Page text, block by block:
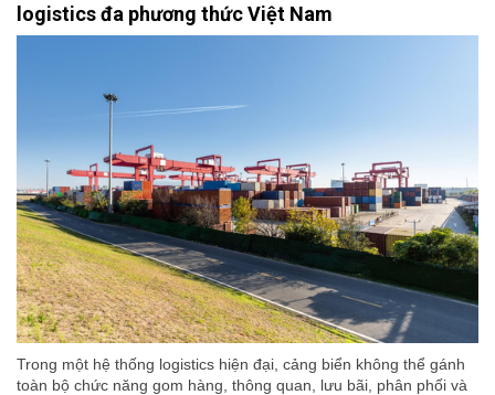
logistics đa phương thức Việt Nam
Trong một hệ thống logistics hiện đại, cảng biển không thể gánh
toàn bộ chức năng gom hàng, thông quan, lưu bãi, phân phối và